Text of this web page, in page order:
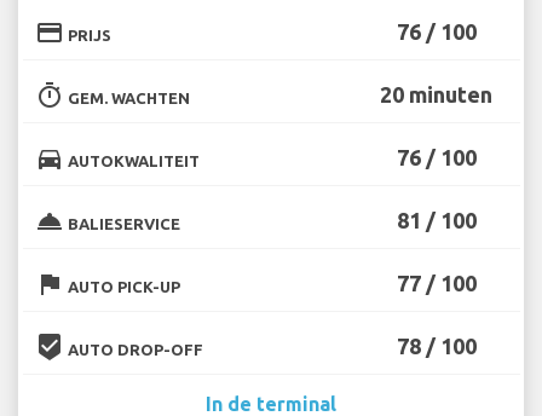
credit_card PRIJS 76 / 100
timer GEM. WACHTEN 20 minuten
directions_car AUTOKWALITEIT 76 / 100
room_service BALIESERVICE 81 / 100
flag AUTO PICK-UP 77 / 100
beenhere AUTO DROP-OFF 78 / 100
In de terminal